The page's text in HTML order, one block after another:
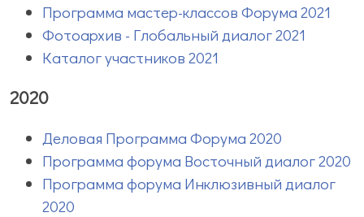
Программа мастер-классов Форума 2021
Фотоархив - Глобальный диалог 2021
Каталог участников 2021
2020
Деловая Программа Форума 2020
Программа форума Восточный диалог 2020
Программа форума Инклюзивный диалог
2020